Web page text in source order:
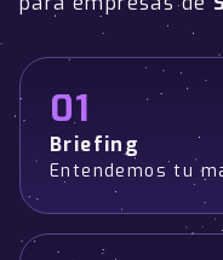
01
Briefing
Entendemos tu